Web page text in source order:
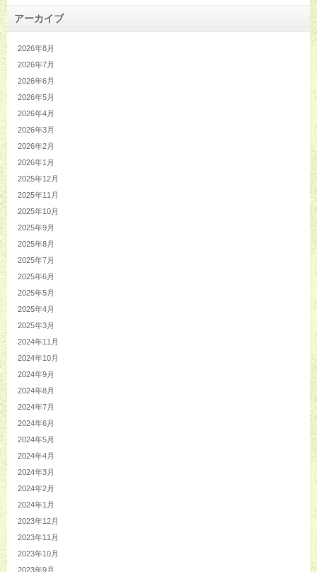
アーカイブ
2026年8月
2026年7月
2026年6月
2026年5月
2026年4月
2026年3月
2026年2月
2026年1月
2025年12月
2025年11月
2025年10月
2025年9月
2025年8月
2025年7月
2025年6月
2025年5月
2025年4月
2025年3月
2024年11月
2024年10月
2024年9月
2024年8月
2024年7月
2024年6月
2024年5月
2024年4月
2024年3月
2024年2月
2024年1月
2023年12月
2023年11月
2023年10月
2023年9月